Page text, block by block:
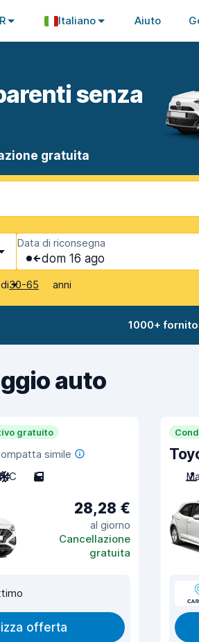
Italiano Aiuto
senza
gratuita
Data di riconsegna
dom 16 ago
30-65 anni
1000+
auto
gratuito
simile
C 5
28,28 €
al giorno
Cancellazione
gratuita
offerta